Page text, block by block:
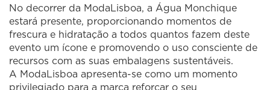
No decorrer da ModaLisboa, a Água Monchique
estará presente, proporcionando momentos de
frescura e hidratação a todos quantos fazem deste
evento um ícone e promovendo o uso consciente de
recursos com as suas embalagens sustentáveis.
A ModaLisboa apresenta-se como um momento
privilegiado para a marca reforçar o seu